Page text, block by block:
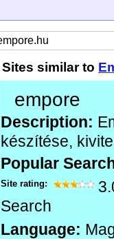
Sites similar to
empore
Description:
készítése,
Popular
Site rating:
Search
Language: